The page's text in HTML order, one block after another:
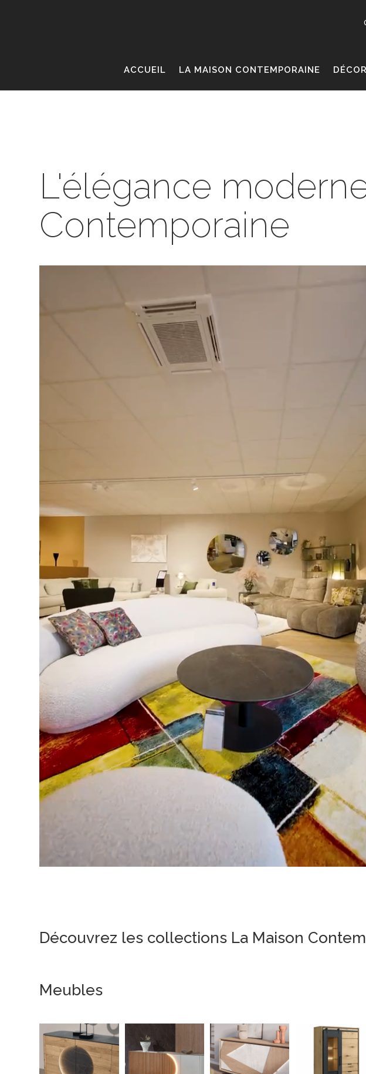
ACCUEIL LA MAISON CONTEMPORAINE
L'élégance
Contemporaine
Lecteur
vidéo
Découvrez les collections La Maison
Meubles